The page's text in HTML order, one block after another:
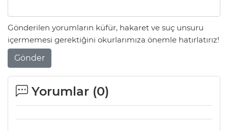
Gönderilen yorumların küfür, hakaret ve suç unsuru
içermemesi gerektiğini okurlarımıza önemle hatırlatırız!
Gönder
Yorumlar (0)